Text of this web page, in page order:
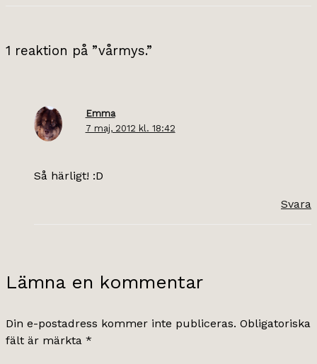
1 reaktion på ”vårmys.”
Emma
7 maj, 2012 kl. 18:42
Så härligt! :D
Svara
Lämna en kommentar
Din e-postadress kommer inte publiceras. Obligatoriska
fält är märkta *